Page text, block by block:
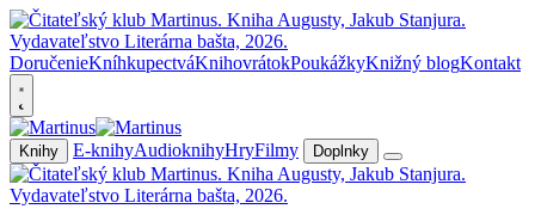
DoručenieKníhkupectváKnihovrátokPoukážkyKnižný blogKontakt
Knihy E-knihyAudioknihyHryFilmy Doplnky